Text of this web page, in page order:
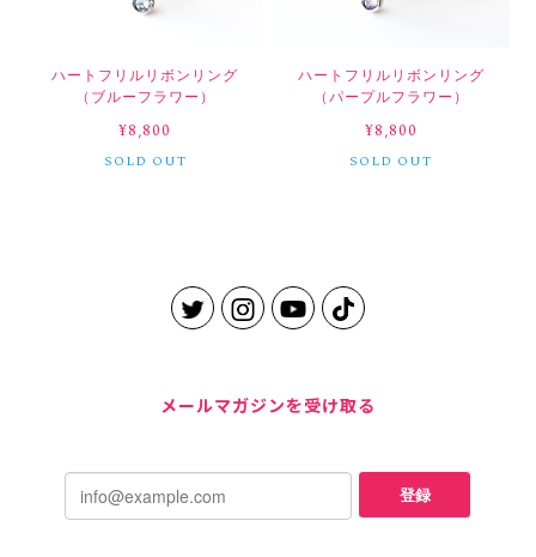
ハートフリルリボンリング
（ブルーフラワー）
¥8,800
SOLD OUT
ハートフリルリボンリング
（パープルフラワー）
¥8,800
SOLD OUT
メールマガジンを受け取る
登録